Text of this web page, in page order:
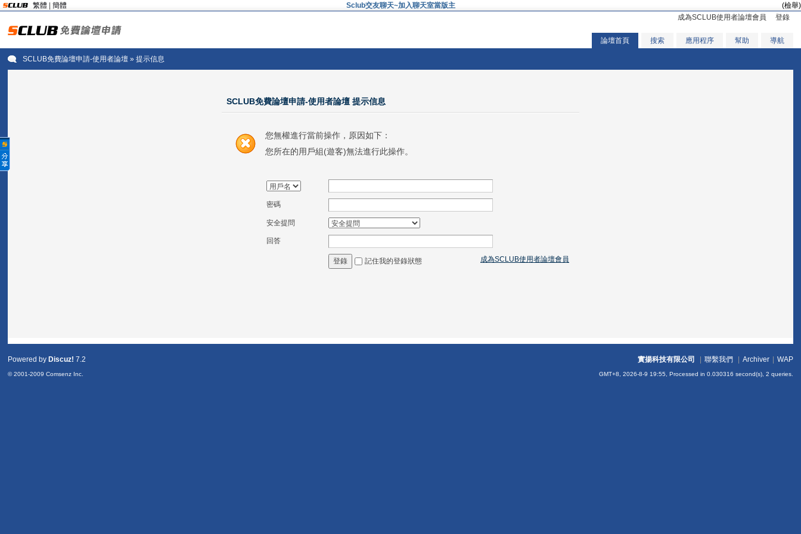
繁體 簡體 Sclub交友聊天~加入聊天室當版主
(檢舉)
成為SCLUB使用者論壇會員
登錄
論壇首頁 搜索 應用程序 幫助 導航
SCLUB免費論壇申請-使用者論壇 » 提示信息
SCLUB免費論壇申請-使用者論壇 提示信息
您無權進行當前操作，原因如下：
您所在的用戶組(遊客)無法進行此操作。
密碼
安全提問
回答
成為SCLUB使用者論壇會員
登錄 記住我的登錄狀態
實揚科技有限公司 聯繫我們 Archiver WAP
GMT+8, 2026-8-9 19:55, Processed in 0.030316 second(s), 2 queries.
Powered by Discuz! 7.2
© 2001-2009Comsenz Inc.